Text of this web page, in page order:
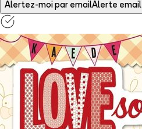
Alertez-moi par emailAlerte email